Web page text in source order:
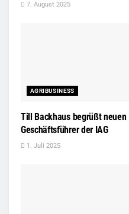
7. August 2025
AGRIBUSINESS
Till Backhaus begrüßt neuen
Geschäftsführer der IAG
1. Juli 2025